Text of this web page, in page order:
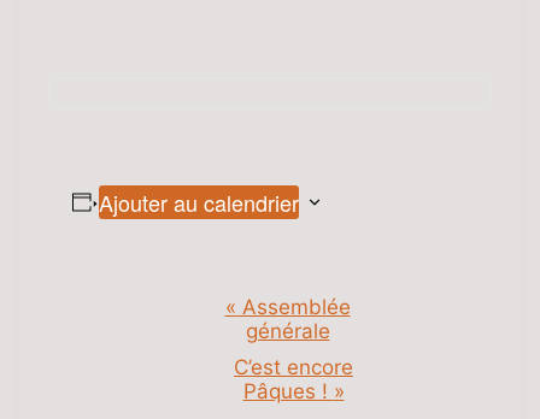
Ajouter au calendrier
« Assemblée
générale
C’est encore
Pâques ! »